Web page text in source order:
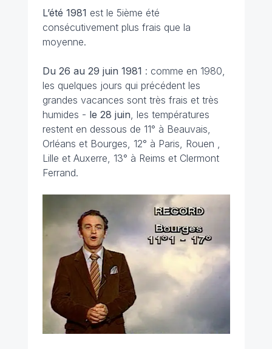
L’été 1981 est le 5ième été
consécutivement plus frais que la
moyenne.
Du 26 au 29 juin 1981 : comme en 1980,
les quelques jours qui précédent les
grandes vacances sont très frais et très
humides - le 28 juin, les températures
restent en dessous de 11° à Beauvais,
Orléans et Bourges, 12° à Paris, Rouen ,
Lille et Auxerre, 13° à Reims et Clermont
Ferrand.